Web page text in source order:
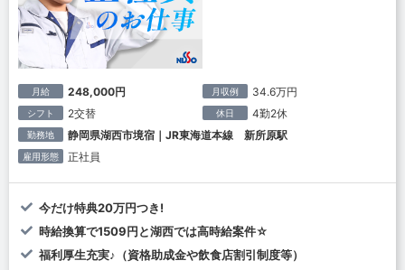
月給 248,000円 月収例 34.6万円
シフト 2交替 休日 4勤2休
勤務地 静岡県湖西市境宿｜JR東海道本線 新所原駅
雇用形態 正社員
今だけ特典20万円つき!
時給換算で1509円と湖西では高時給案件☆
福利厚生充実♪（資格助成金や飲食店割引制度等）